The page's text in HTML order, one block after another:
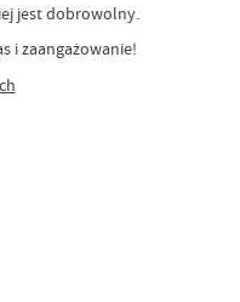
jest dobrowolny.
i zaangażowanie!